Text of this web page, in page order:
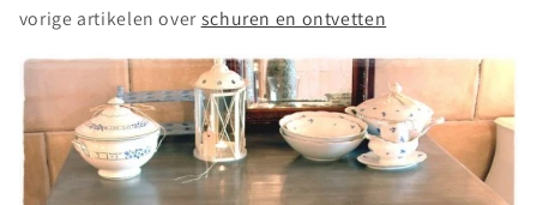
vorige artikelen overschuren en ontvetten